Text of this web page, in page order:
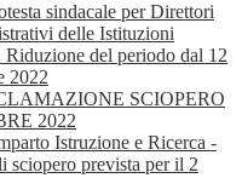
sindacale per Direttori
delle Istituzioni
Riduzione del periodo dal 12
2022
SCIOPERO
2022
Istruzione e Ricerca -
sciopero prevista per il 2